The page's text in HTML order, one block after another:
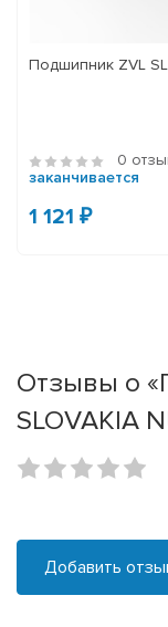
Подшипник ZVL
0
заканчивается
1 121 ₽
Отзывы о
SLOVAKIA
Добавить